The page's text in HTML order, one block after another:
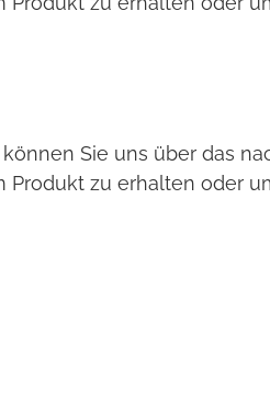
Sie uns über das
zu erhalten oder